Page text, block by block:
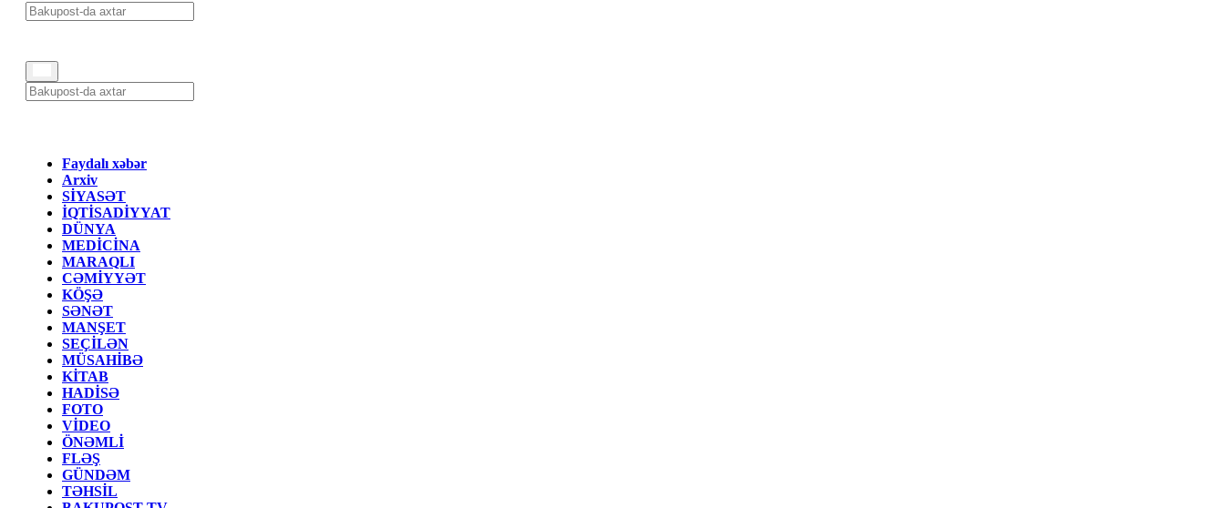
Faydalı xəbər
Arxiv
SİYASƏT
İQTİSADİYYAT
DÜNYA
MEDİCİNA
MARAQLI
CƏMİYYƏT
KÖŞƏ
SƏNƏT
MANŞET
SEÇİLƏN
MÜSAHİBƏ
KİTAB
HADİSƏ
FOTO
VİDEO
ÖNƏMLİ
FLƏŞ
GÜNDƏM
TƏHSİL